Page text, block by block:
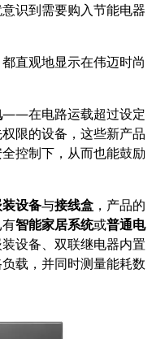
识到需要购入节能电器
直观地显示在伟迈时尚
——在电路运载超过设定
限的设备，这些新产品
控制下，从而也能鼓励
设备与接线盒 ，产品的
智能家居系统或普通电
设备、双联继电器内置
载，并同时测量能耗数